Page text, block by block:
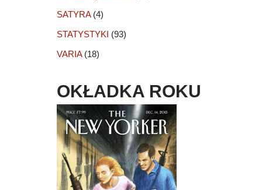
SATYRA(4)
STATYSTYKI (93)
VARIA(18)
OKŁADKA ROKU